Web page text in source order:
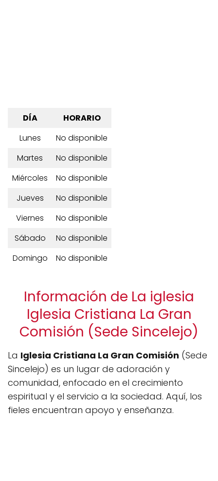
DÍA
HORARIO
Lunes
No disponible
Martes
No disponible
Miércoles
No disponible
Jueves
No disponible
Viernes
No disponible
Sábado
No disponible
Domingo
No disponible
Información de La iglesia
Iglesia Cristiana La Gran
Comisión (Sede Sincelejo)
La Iglesia Cristiana La Gran Comisión (Sede
Sincelejo) es un lugar de adoración y
comunidad, enfocado en el crecimiento
espiritual y el servicio a la sociedad. Aquí, los
fieles encuentran apoyo y enseñanza.